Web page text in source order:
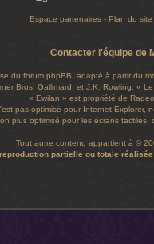
Espace partenaires- Plan du site
Contacter l'équipe de
du forum phpBB , adapté à partir du
Bros, Gallimard, et J.K. Rowling. «
« Ewilan » est propriété de
pas optimisé pour Internet Explorer,
plus optimisé pour les écrans
Tout autre contenu appartient à ©
partielle ou totale